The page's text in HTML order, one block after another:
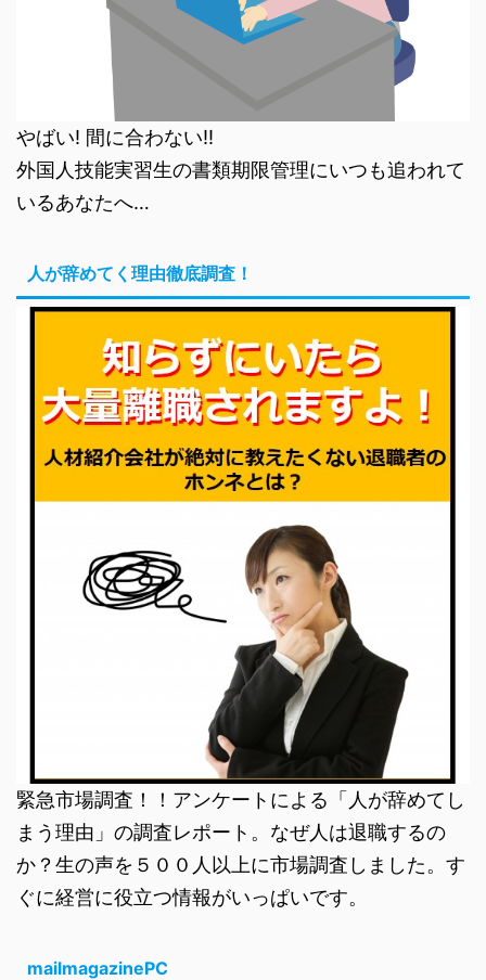
やばい! 間に合わない!!
外国人技能実習生の書類期限管理にいつも追われて
いるあなたへ…
人が辞めてく理由徹底調査！
緊急市場調査！！アンケートによる「人が辞めてし
まう理由」の調査レポート。なぜ人は退職するの
か？生の声を５００人以上に市場調査しました。す
ぐに経営に役立つ情報がいっぱいです。
mailmagazinePC